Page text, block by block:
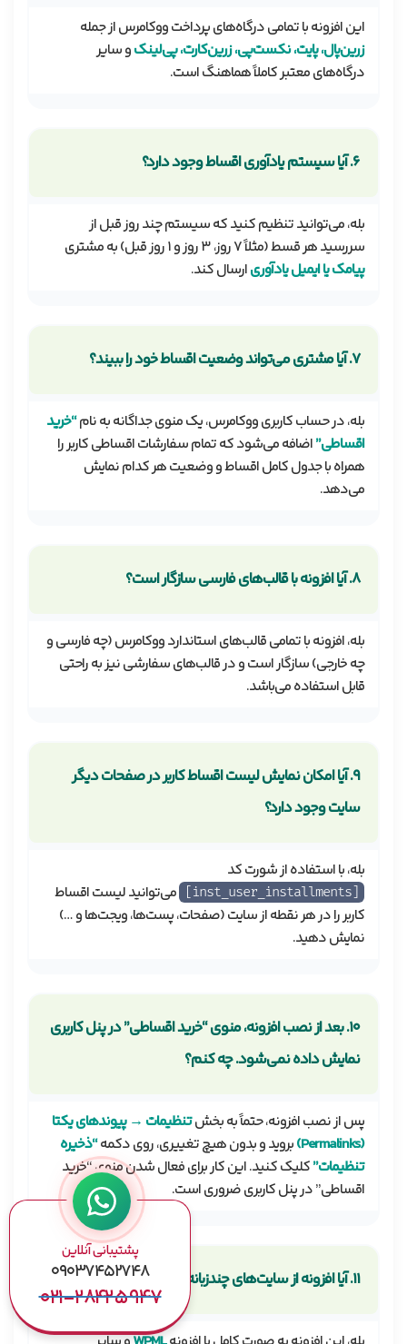
این افزونه با تمامی درگاه‌های پرداخت ووکامرس از جمله
زرین‌پال، پایت، نکست‌پی، زرین‌کارت، پی‌لینکو سایر
درگاه‌های معتبر کاملاً هماهنگ است.
۶. آیا سیستم یادآوری اقساط وجود دارد؟
بله، می‌توانید تنظیم کنید که سیستم چند روز قبل از
سررسید هر قسط (مثلاً ۷ روز، ۳ روز و ۱ روز قبل) به مشتری
پیامک یا ایمیل یادآوریارسال کند.
۷. آیا مشتری می‌تواند وضعیت اقساط خود را ببیند؟
بله، در حساب کاربری ووکامرس، یک منوی جداگانه به نام“خرید
اقساطی”اضافه می‌شود که تمام سفارشات اقساطی کاربر را
همراه با جدول کامل اقساط و وضعیت هر کدام نمایش
می‌دهد.
۸. آیا افزونه با قالب‌های فارسی سازگار است؟
بله، افزونه با تمامی قالب‌های استاندارد ووکامرس (چه فارسی و
چه خارجی) سازگار است و در قالب‌های سفارشی نیز به راحتی
قابل استفاده می‌باشد.
۹. آیا امکان نمایش لیست اقساط کاربر در صفحات دیگر
سایت وجود دارد؟
بله، با استفاده از شورت کد
[inst_user_installments]
می‌توانید لیست اقساط
کاربر را در هر نقطه از سایت (صفحات، پست‌ها، ویجت‌ها و …)
نمایش دهید.
۱۰. بعد از نصب افزونه، منوی “خرید اقساطی” در پنل کاربری
نمایش داده نمی‌شود. چه کنم؟
پس از نصب افزونه، حتماً به بخشتنظیمات → پیوندهای یکتا
(Permalinks)
بروید و بدون هیچ تغییری، روی دکمه“ذخیره
تنظیمات”کلیک کنید. این کار برای فعال شدن منوی “خرید
اقساطی” در پنل کاربری ضروری است.
۱۱. آیا افزونه از سایت‌های چندزبانه پشتیبانی می‌کند؟
پشتیبانی آنلاین
۰۹۰۳۷۴۵۲۷۴۸
۰۲۱-۲۸۴۲۵۹۴۷